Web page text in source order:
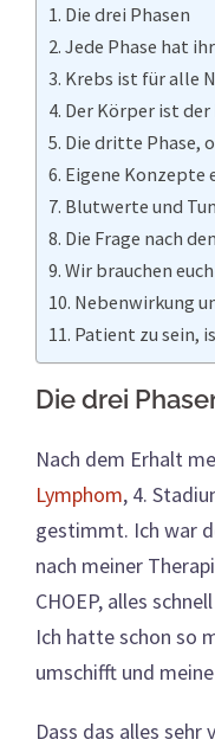
Die drei Phasen
Jede Phase hat
Krebs ist für alle
Der Körper ist der
Die dritte Phase,
Eigene Konzepte
Blutwerte und
Die Frage nach
Wir brauchen euch
Nebenwirkung
Patient zu sein,
Die drei
Nach dem Erhalt
Lymphom, 4.
gestimmt. Ich war
nach meiner
CHOEP, alles
Ich hatte schon so
umschifft und
Dass das alles sehr